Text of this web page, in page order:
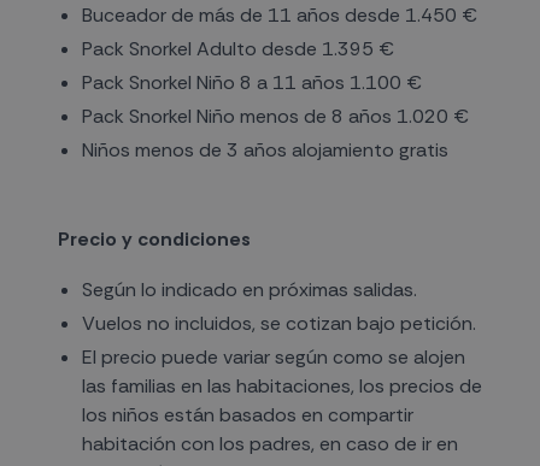
Buceador de más de 11 años desde 1.450 €
Pack Snorkel Adulto desde 1.395 €
Pack Snorkel Niño 8 a 11 años 1.100 €
Pack Snorkel Niño menos de 8 años 1.020 €
Niños menos de 3 años alojamiento gratis
Precio y condiciones
Según lo indicado en próximas salidas.
Vuelos no incluidos, se cotizan bajo petición.
El precio puede variar según como se alojen
las familias en las habitaciones, los precios de
los niños están basados en compartir
habitación con los padres, en caso de ir en